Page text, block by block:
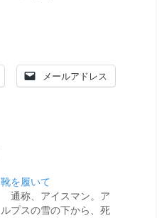
メールアドレス
靴を履いて
通称、アイスマン。ア
ルプスの雪の下から、死